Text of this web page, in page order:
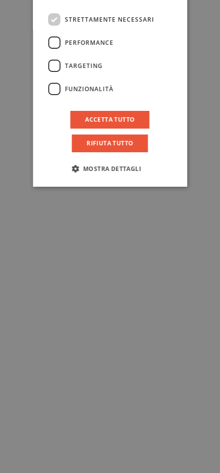
STRETTAMENTE NECESSARI
PERFORMANCE
TARGETING
FUNZIONALITÀ
ACCETTA TUTTO
RIFIUTA TUTTO
MOSTRA DETTAGLI